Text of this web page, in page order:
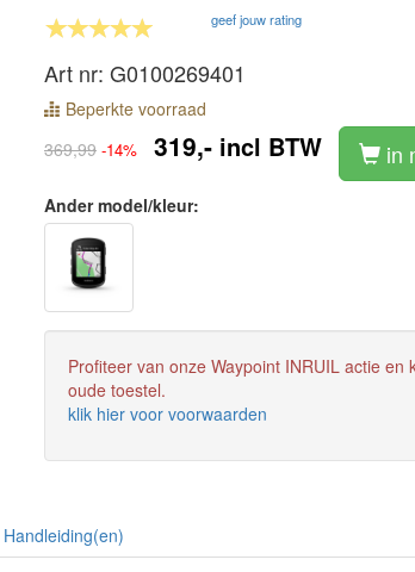
geef jouw rating
Art nr: G0100269401
Beperkte voorraad
369,99 -14% 319,- incl BTW in
Ander model/kleur:
Profiteer van onze Waypoint INRUIL actie
oude toestel.
klik hier voor voorwaarden
Handleiding(en)